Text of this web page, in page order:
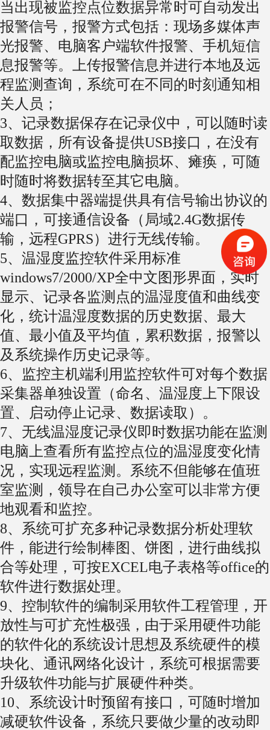
当出现被监控点位数据异常时可自动发出
报警信号，报警方式包括：现场多媒体声
光报警、电脑客户端软件报警、手机短信
息报警等。上传报警信息并进行本地及远
程监测查询，系统可在不同的时刻通知相
关人员；
3、记录数据保存在记录仪中，可以随时读
取数据，所有设备提供USB接口，在没有
配监控电脑或监控电脑损坏、瘫痪，可随
时随时将数据转至其它电脑。
4、数据集中器端提供具有信号输出协议的
端口，可接通信设备（局域2.4G数据传
输，远程GPRS）进行无线传输。
5、温湿度监控软件采用标准
windows7/2000/XP全中文图形界面，实时
显示、记录各监测点的温湿度值和曲线变
化，统计温湿度数据的历史数据、最大
值、最小值及平均值，累积数据，报警以
及系统操作历史记录等。
6、监控主机端利用监控软件可对每个数据
采集器单独设置（命名、温湿度上下限设
置、启动停止记录、数据读取）。
7、无线温湿度记录仪即时数据功能在监测
电脑上查看所有监控点位的温湿度变化情
况，实现远程监测。系统不但能够在值班
室监测，领导在自己办公室可以非常方便
地观看和监控。
8、系统可扩充多种记录数据分析处理软
件，能进行绘制棒图、饼图，进行曲线拟
合等处理，可按EXCEL电子表格等office的
软件进行数据处理。
9、控制软件的编制采用软件工程管理，开
放性与可扩充性极强，由于采用硬件功能
的软件化的系统设计思想及系统硬件的模
块化、通讯网络化设计，系统可根据需要
升级软件功能与扩展硬件种类。
10、系统设计时预留有接口，可随时增加
减硬软件设备，系统只要做少量的改动即